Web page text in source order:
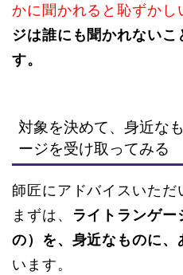
かに聞かれると恥ずかし
ジは誰にも聞かれないこ
す。
対象を決めて、身近な
ージを受け取ってみる
師匠にアドバイスいただ
まずは、
ライトランゲー
の）を、身近なものに、
います。